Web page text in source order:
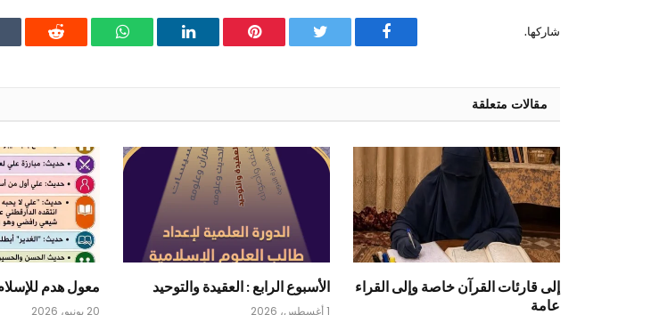
شاركها.
فيسبوك تويتر بينتيريستلينكدإن واتساب رديت
مقالات متعلقة
إلى قارئات القرآن خاصة وإلى القراء
عامة
الأسبوع الرابع : العقيدة والتوحيد
1 أغسطس، 2026
معول هدم
20 يونيو، 2026